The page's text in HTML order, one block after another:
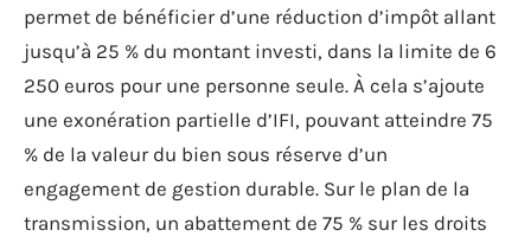
permet de bénéficier d’une réduction d’impôt allant
jusqu’à 25 % du montant investi, dans la limite de 6
250 euros pour une personne seule. À cela s’ajoute
une exonération partielle d’IFI, pouvant atteindre 75
% de la valeur du bien sous réserve d’un
engagement de gestion durable. Sur le plan de la
transmission, un abattement de 75 % sur les droits